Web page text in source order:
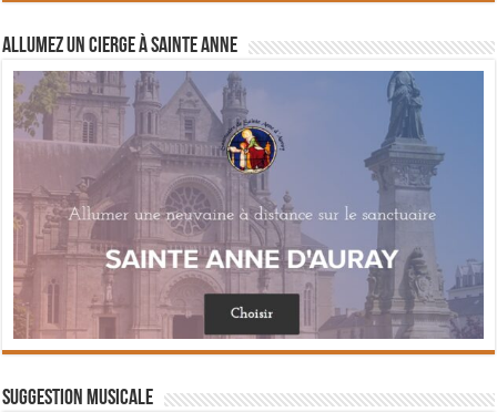
Allumez un cierge à Sainte Anne
Suggestion musicale